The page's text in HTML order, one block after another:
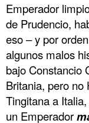
Emperador
de Prudencio,
eso – y por
algunos malos
bajo Constancio
Britania, pero no
Tingitana a
un Emperador